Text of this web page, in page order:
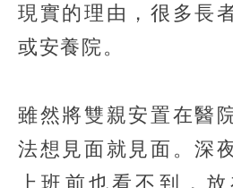
現實的理由，很多長
或安養院。
雖然將雙親安置在醫
法想見面就見面。深
上班前也看不到，